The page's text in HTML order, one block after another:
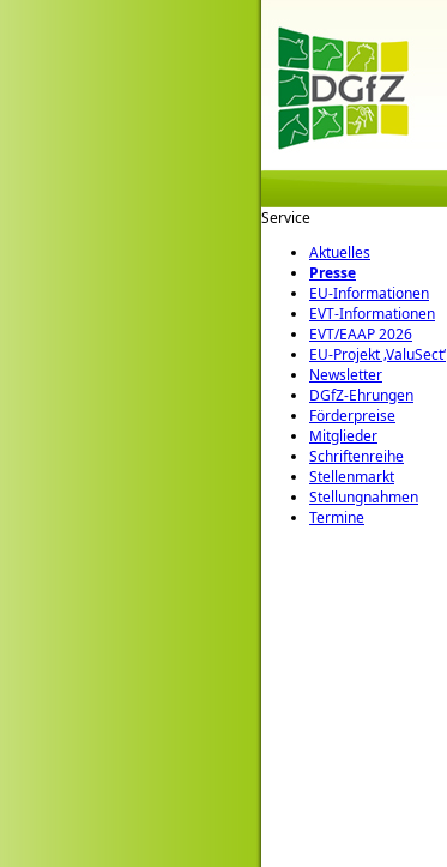
Service
Aktuelles
Presse
EU-Informationen
EVT-Informationen
EVT/EAAP 2026
EU-Projekt ‚ValuSect‘
Newsletter
DGfZ-Ehrungen
Förderpreise
Mitglieder
Schriftenreihe
Stellenmarkt
Stellungnahmen
Termine